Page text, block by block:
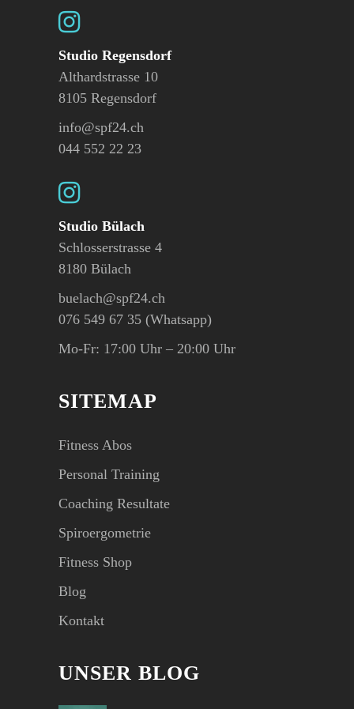
Studio Regensdorf
Althardstrasse 10
8105 Regensdorf
info@spf24.ch
044 552 22 23
Studio Bülach
Schlosserstrasse 4
8180 Bülach
buelach@spf24.ch
076 549 67 35 (Whatsapp)
Mo-Fr: 17:00 Uhr – 20:00 Uhr
SITEMAP
Fitness Abos
Personal Training
Coaching Resultate
Spiroergometrie
Fitness Shop
Blog
Kontakt
UNSER BLOG